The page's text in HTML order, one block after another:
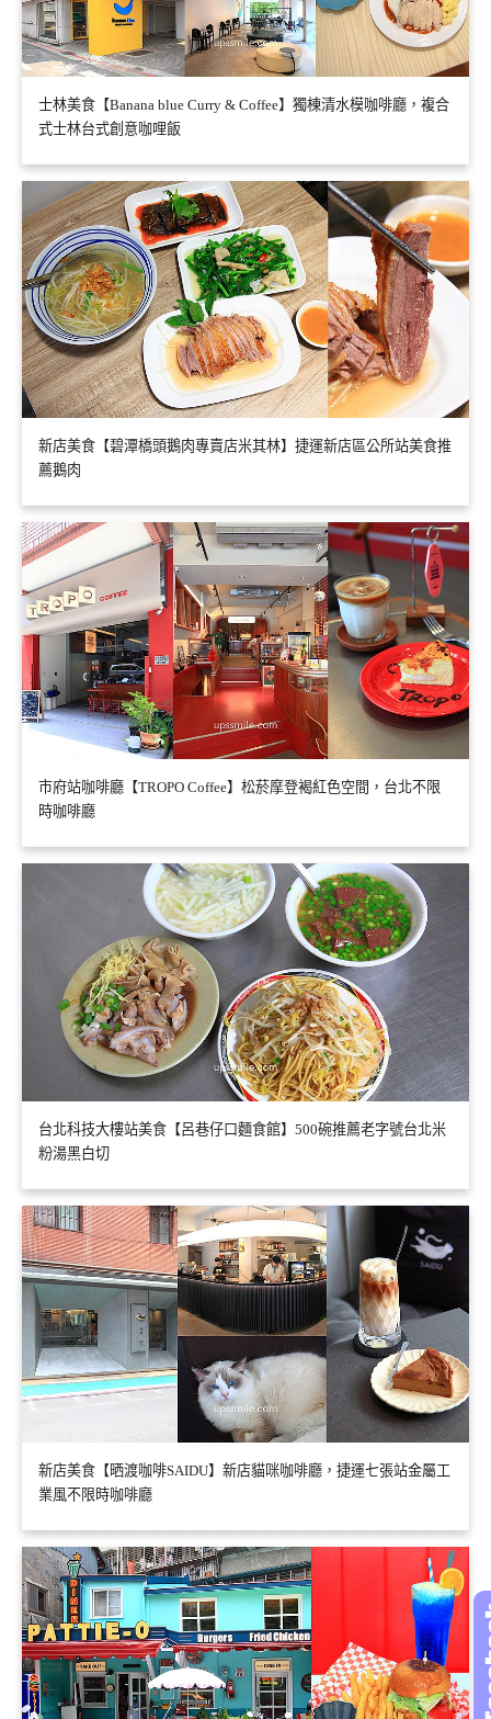
士林美食【Banana blue Curry & Coffee】獨棟清水模咖啡廳，複合
式士林台式創意咖哩飯
新店美食【碧潭橋頭鵝肉專賣店米其林】捷運新店區公所站美食推
薦鵝肉
市府站咖啡廳【TROPO Coffee】松菸摩登褐紅色空間，台北不限
時咖啡廳
台北科技大樓站美食【呂巷仔口麵食館】500碗推薦老字號台北米
粉湯黑白切
新店美食【晒渡咖啡SAIDU】新店貓咪咖啡廳，捷運七張站金屬工
業風不限時咖啡廳